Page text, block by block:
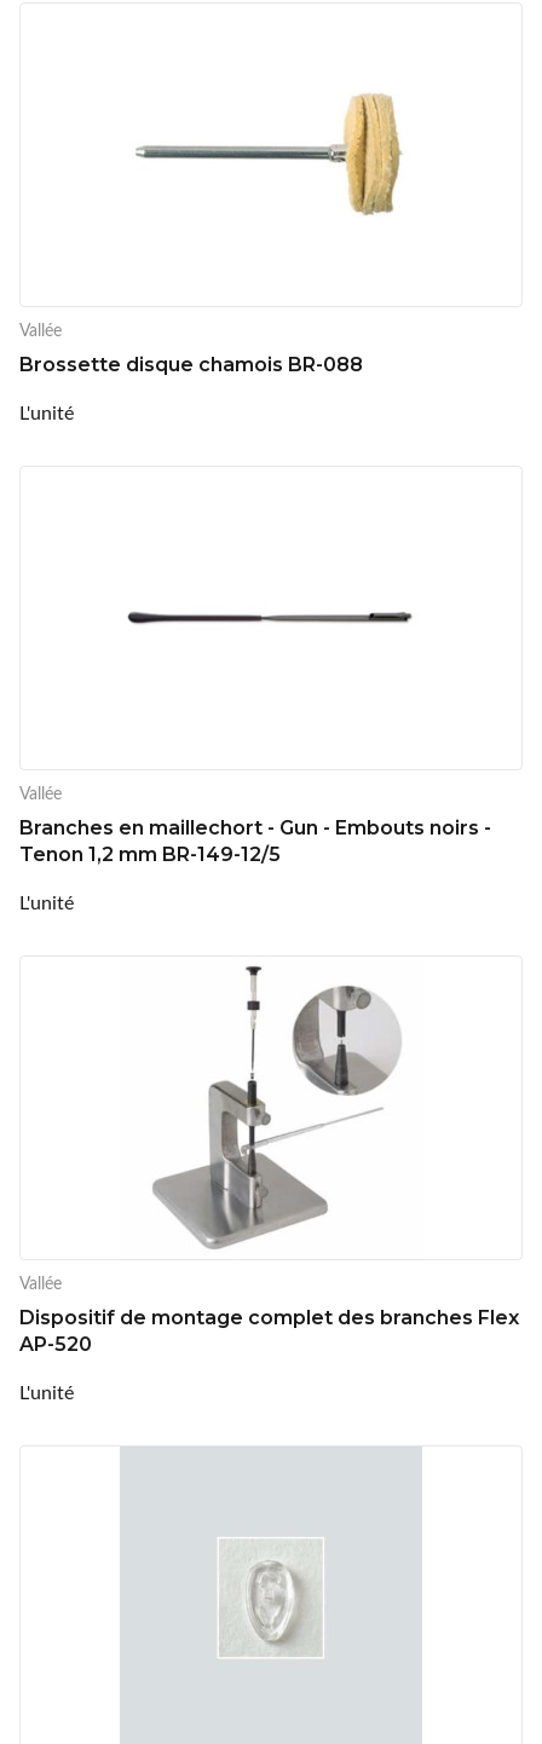
Vallée
Brossette disque chamois BR-088
L'unité
Vallée
Branches en maillechort - Gun - Embouts noirs -
Tenon 1,2 mm BR-149-12/5
L'unité
Vallée
Dispositif de montage complet des branches Flex
AP-520
L'unité